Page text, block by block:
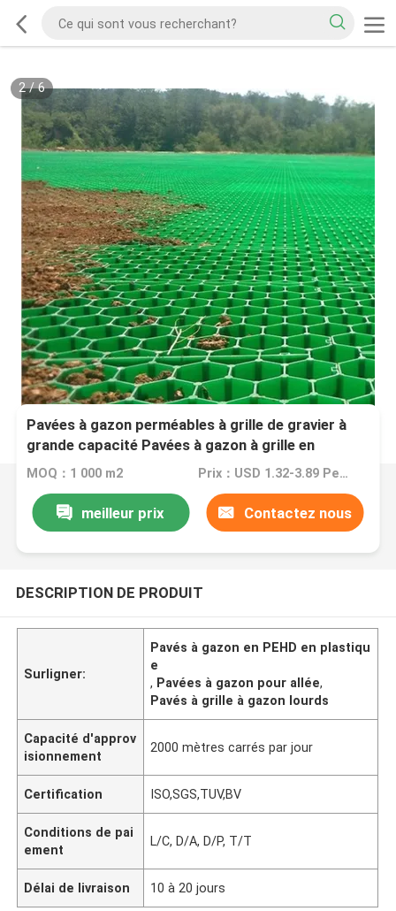
2/6
Pavées à gazon perméables à grille de gravier à
grande capacité Pavées à gazon à grille en
plastique HDPE pour allée
MOQ：1 000 m2 Prix：USD 1.32-3.89 Per Square Meter
meilleur prix Contactez nous
DESCRIPTION DE PRODUIT
Surligner:
Pavés à gazon en PEHD en plastiqu
e
, Pavées à gazon pour allée,
Pavés à grille à gazon lourds
Capacité d'approv
isionnement
2000 mètres carrés par jour
Certification ISO,SGS,TUV,BV
Conditions de pai
ement
L/C, D/A, D/P, T/T
Délai de livraison 10 à 20 jours